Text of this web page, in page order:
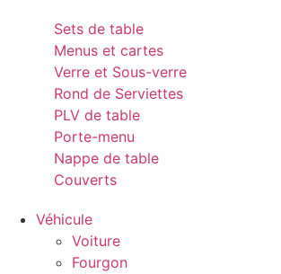
Sets de table
Menus et cartes
Verre et Sous-verre
Rond de Serviettes
PLV de table
Porte-menu
Nappe de table
Couverts
Véhicule
Voiture
Fourgon